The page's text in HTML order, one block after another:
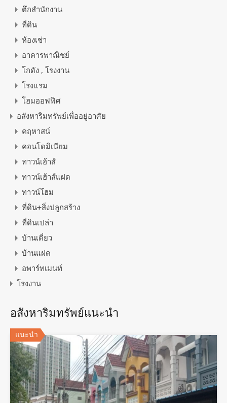
ตึกสำนักงาน
ที่ดิน
ห้องเช่า
อาคารพาณิชย์
โกดัง , โรงงาน
โรงแรม
โฮมออฟฟิศ
อสังหาริมทรัพย์เพื่ออยู่อาศัย
คฤหาสน์
คอนโดมิเนียม
ทาวน์เฮ้าส์
ทาวน์เฮ้าส์แฝด
ทาวน์โฮม
ที่ดิน+สิ่งปลูกสร้าง
ที่ดินเปล่า
บ้านเดี่ยว
บ้านแฝด
อพาร์ทเมนท์
โรงงาน
อสังหาริมทรัพย์แนะนำ
แนะนำ